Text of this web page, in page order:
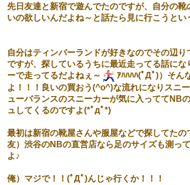
先日友達と新宿で遊んでたのですが、自分の
いの欲しいんだよね～と話たら見に行こうとい
自分はティンバーランドが好きなのでその辺
ですが、探しているうちに最近走ってる話にな
ーで走ってるだよねぇ～
ｱﾊﾊﾊﾊ(ﾟДﾟ)）そん
よ！！！良いの買おう(^o^)な流れになりスニ
ューバランスのスニーカーが気に入っててNB
ュしてくるのですよ(*ﾟдﾟ*)
最初は新宿の靴屋さんや服屋などで探してた
友）渋谷のNBの直営店なら足のサイズも測っ
よ♪
俺）マジで！！(ﾟДﾟ)んじゃ行くか！！！